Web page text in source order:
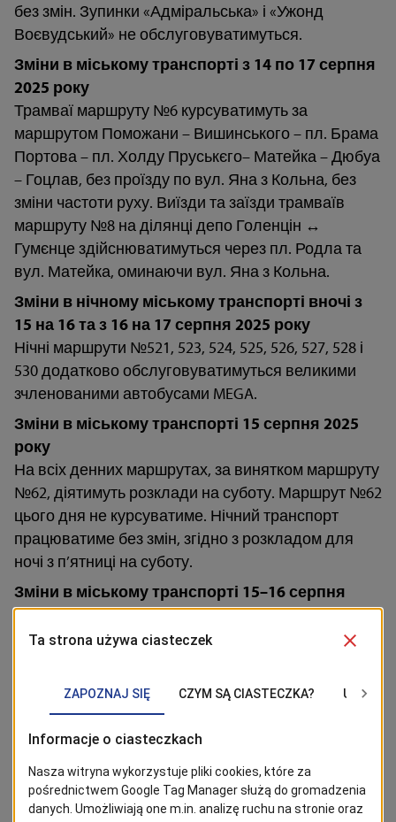
без змін. Зупинки «Адміральська» і «Ужонд
Воєвудський» не обслуговуватимуться.
Зміни в міському транспорті з 14 по 17 серпня
2025 року
Трамваї маршруту №6 курсуватимуть за
маршрутом Поможани – Вишинського – пл. Брама
Портова – пл. Холду Пруськєго– Матейка – Дюбуа
– Гоцлав, без проїзду по вул. Яна з Кольна, без
зміни частоти руху. Виїзди та заїзди трамваїв
маршруту №8 на ділянці депо Голенцін ↔
Гумєнце здійснюватимуться через пл. Родла та
вул. Матейка, оминаючи вул. Яна з Кольна.
Зміни в нічному міському транспорті вночі з
15 на 16 та з 16 на 17 серпня 2025 року
Нічні маршрути №521, 523, 524, 525, 526, 527, 528 і
530 додатково обслуговуватимуться великими
зчленованими автобусами MEGA.
Зміни в міському транспорті 15 серпня 2025
року
На всіх денних маршрутах, за винятком маршруту
№62, діятимуть розклади на суботу. Маршрут №62
цього дня не курсуватиме. Нічний транспорт
працюватиме без змін, згідно з розкладом для
ночі з п’ятниці на суботу.
Зміни в міському транспорті 15–16 серпня
2025 року
Буде запущено додатковий автобусний маршрут
Шоса Польська (на ділянці пл. Родла –
Загурського за маршрутом №107, далі – до
кінцевої «Шоса Польська»). Рейси
виконуватимуться з 19:00 до 23:00 кожні 20 хвилин.
Зміни в міському транспорті 15–17 серпня
2025 року